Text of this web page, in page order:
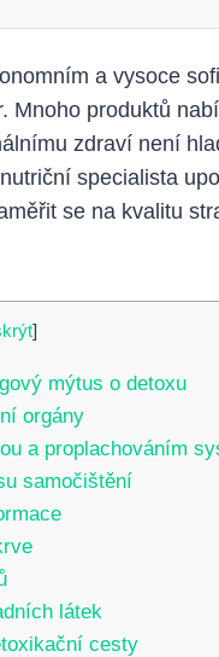
a vysoce
Mnoho produktů
zdraví není
specialista
se na kvalitu
]
mýtus o detoxu
orgány
a proplachováním
samočištění
látek
cesty